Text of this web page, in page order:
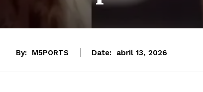
By: M5PORTS Date: abril 13, 2026